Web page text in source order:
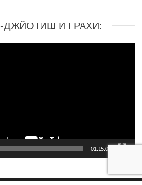
ДЖЙОТИШ И ГРАХИ:
01:15:06